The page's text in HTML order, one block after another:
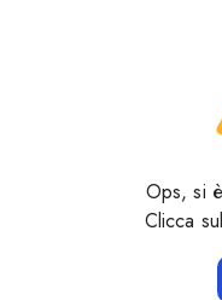
Ops, si
Clicca